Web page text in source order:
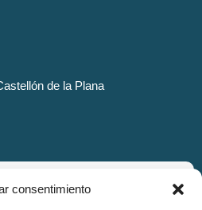
consentimiento
de la Plana